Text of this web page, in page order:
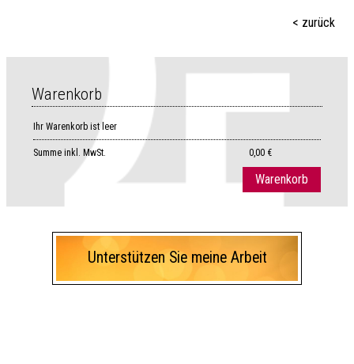
< zurück
Warenkorb
Ihr Warenkorb ist leer
Summe inkl. MwSt. 0,00 €
Warenkorb
Unterstützen Sie meine Arbeit